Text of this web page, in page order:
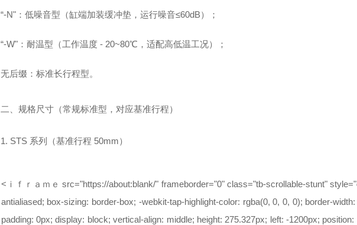
“-N"：低噪音型（缸端加装缓冲垫，运行噪音≤60dB）；
“-W"：耐温型（工作温度 - 20~80℃，适配高低温工况）；
无后缀：标准长行程型。
二、规格尺寸（常规标准型，对应基准行程）
1. STS 系列（基准行程 50mm）
<ｉｆｒａｍｅ src="https://about:blank/" frameborder="0" class="tb-scrollable-stunt"
antialiased; box-sizing: border-box; -webkit-tap-highlight-color: rgba(0, 0, 0, 0); border-
padding: 0px; display: block; vertical-align: middle; height: 275.327px; left: -1200px;